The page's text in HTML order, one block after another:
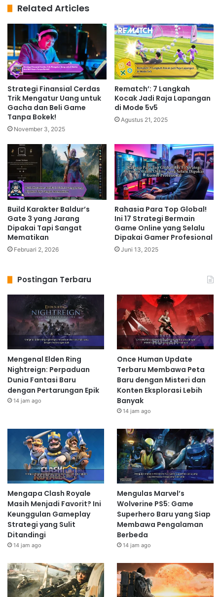
Related Articles
Strategi Finansial Cerdas
Trik Mengatur Uang untuk
Gacha dan Beli Game
Tanpa Bokek!
November 3, 2025
Rematch’: 7 Langkah
Kocak Jadi Raja Lapangan
di Mode 5v5
Agustus 21, 2025
Build Karakter Baldur’s
Gate 3 yang Jarang
Dipakai Tapi Sangat
Mematikan
Februari 2, 2026
Rahasia Para Top Global!
Ini 17 Strategi Bermain
Game Online yang Selalu
Dipakai Gamer Profesional
Juni 13, 2025
Postingan Terbaru
Mengenal Elden Ring
Nightreign: Perpaduan
Dunia Fantasi Baru
dengan Pertarungan Epik
14 jam ago
Once Human Update
Terbaru Membawa Peta
Baru dengan Misteri dan
Konten Eksplorasi Lebih
Banyak
14 jam ago
Mengapa Clash Royale
Masih Menjadi Favorit? Ini
Keunggulan Gameplay
Strategi yang Sulit
Ditandingi
14 jam ago
Mengulas Marvel’s
Wolverine PS5: Game
Superhero Baru yang Siap
Membawa Pengalaman
Berbeda
14 jam ago